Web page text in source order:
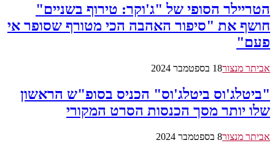
הטריילר הסופי של "ג'וקר: טירוף בשניים"
חושף את "סיפור האהבה הכי מטורף שסופר אי
פעם"
אביתר מנצור18 בספטמבר 2024
"ביטלג'וס ביטלג'וס" הכניס בסופ"ש הראשון
שלו יותר מסך הכנסות הסרט המקורי
אביתר מנצור8 בספטמבר 2024